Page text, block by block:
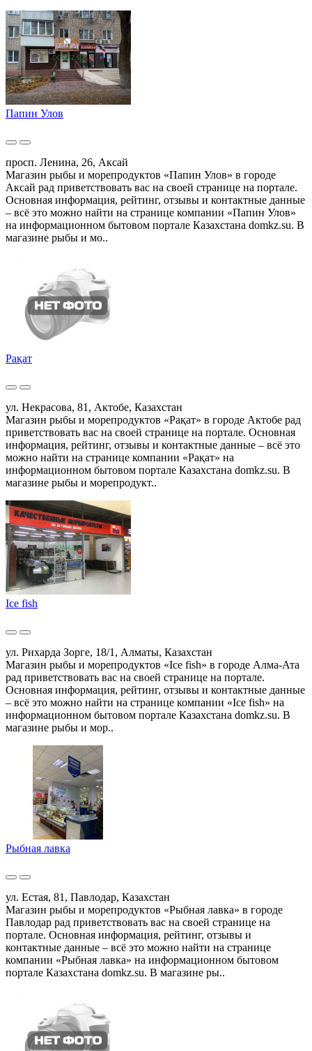
Папин Улов
просп. Ленина, 26, Аксай
Магазин рыбы и морепродуктов «Папин Улов» в городе
Аксай рад приветствовать вас на своей странице на портале.
Основная информация, рейтинг, отзывы и контактные данные
– всё это можно найти на странице компании «Папин Улов»
на информационном бытовом портале Казахстана domkz.su. В
магазине рыбы и мо..
Рақат
ул. Некрасова, 81, Актобе, Казахстан
Магазин рыбы и морепродуктов «Рақат» в городе Актобе рад
приветствовать вас на своей странице на портале. Основная
информация, рейтинг, отзывы и контактные данные – всё это
можно найти на странице компании «Рақат» на
информационном бытовом портале Казахстана domkz.su. В
магазине рыбы и морепродукт..
Ice fish
ул. Рихарда Зорге, 18/1, Алматы, Казахстан
Магазин рыбы и морепродуктов «Ice fish» в городе Алма-Ата
рад приветствовать вас на своей странице на портале.
Основная информация, рейтинг, отзывы и контактные данные
– всё это можно найти на странице компании «Ice fish» на
информационном бытовом портале Казахстана domkz.su. В
магазине рыбы и мор..
Рыбная лавка
ул. Естая, 81, Павлодар, Казахстан
Магазин рыбы и морепродуктов «Рыбная лавка» в городе
Павлодар рад приветствовать вас на своей странице на
портале. Основная информация, рейтинг, отзывы и
контактные данные – всё это можно найти на странице
компании «Рыбная лавка» на информационном бытовом
портале Казахстана domkz.su. В магазине ры..